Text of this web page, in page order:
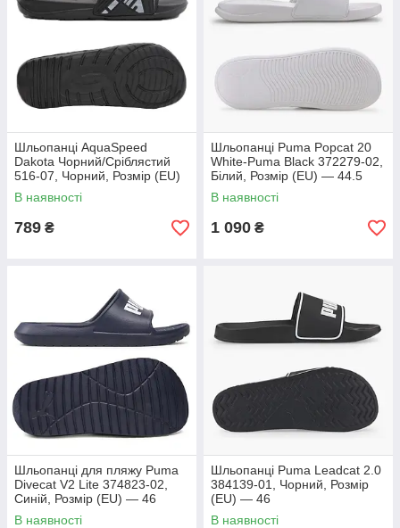
Шльопанці AquaSpeed
Dakota Чорний/Сріблястий
516-07, Чорний, Розмір (EU)
— 44
В наявності
789 ₴
Шльопанці Puma Popcat 20
White-Puma Black 372279-02,
Білий, Розмір (EU) — 44.5
В наявності
1 090 ₴
Шльопанці для пляжу Puma
Divecat V2 Lite 374823-02,
Синій, Розмір (EU) — 46
В наявності
Шльопанці Puma Leadcat 2.0
384139-01, Чорний, Розмір
(EU) — 46
В наявності